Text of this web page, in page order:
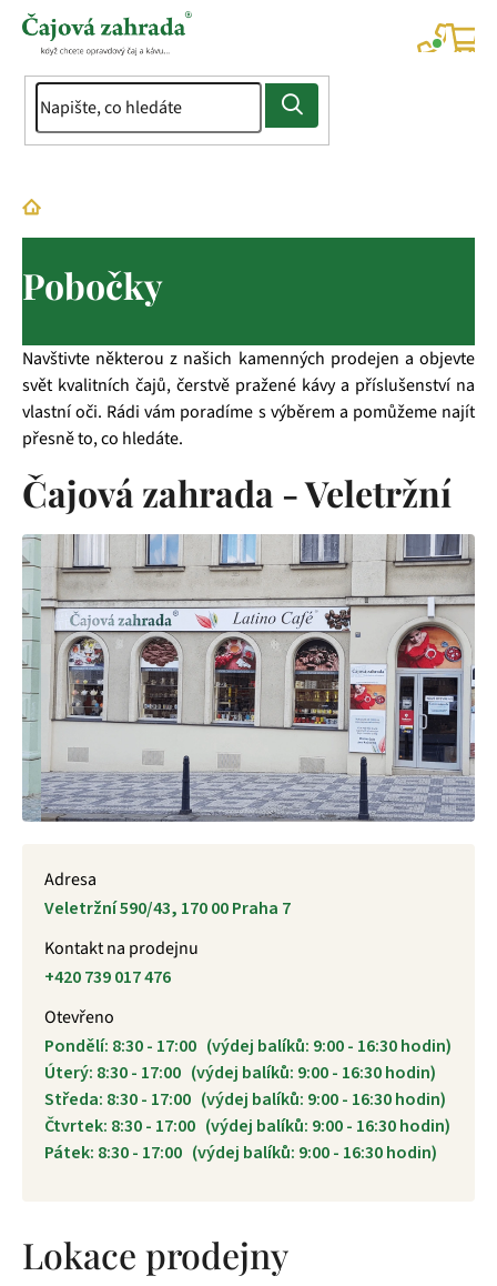
Přejít
Domů
Pobočky
Navštivte některou z našich kamenných prodejen a objevte
svět kvalitních čajů, čerstvě pražené kávy a příslušenství na
vlastní oči. Rádi vám poradíme s výběrem a pomůžeme najít
přesně to, co hledáte.
Čajová zahrada - Veletržní
Adresa
Veletržní 590/43, 170 00 Praha 7
Kontakt na prodejnu
+420 739 017 476
Otevřeno
Pondělí: 8:30 - 17:00 (výdej balíků: 9:00 - 16:30 hodin)
Úterý: 8:30 - 17:00 (výdej balíků: 9:00 - 16:30 hodin)
Středa: 8:30 - 17:00 (výdej balíků: 9:00 - 16:30 hodin)
Čtvrtek: 8:30 - 17:00 (výdej balíků: 9:00 - 16:30 hodin)
Pátek: 8:30 - 17:00 (výdej balíků: 9:00 - 16:30 hodin)
Lokace prodejny